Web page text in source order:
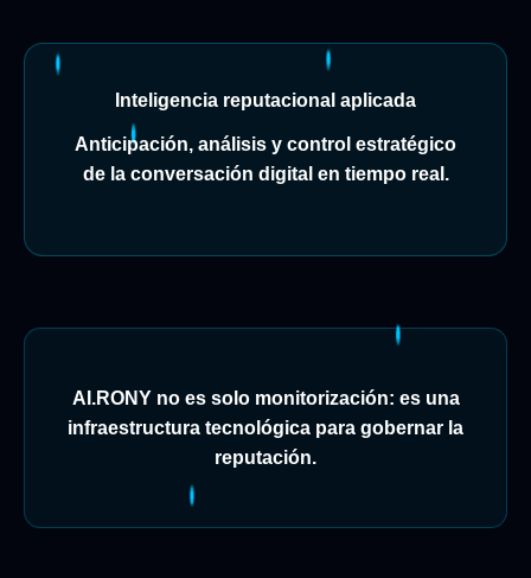
Inteligencia reputacional aplicada
Anticipación, análisis y control estratégico
de la conversación digital en tiempo real.
AI.RONY no es solo monitorización: es una
infraestructura tecnológica para gobernar la
reputación.